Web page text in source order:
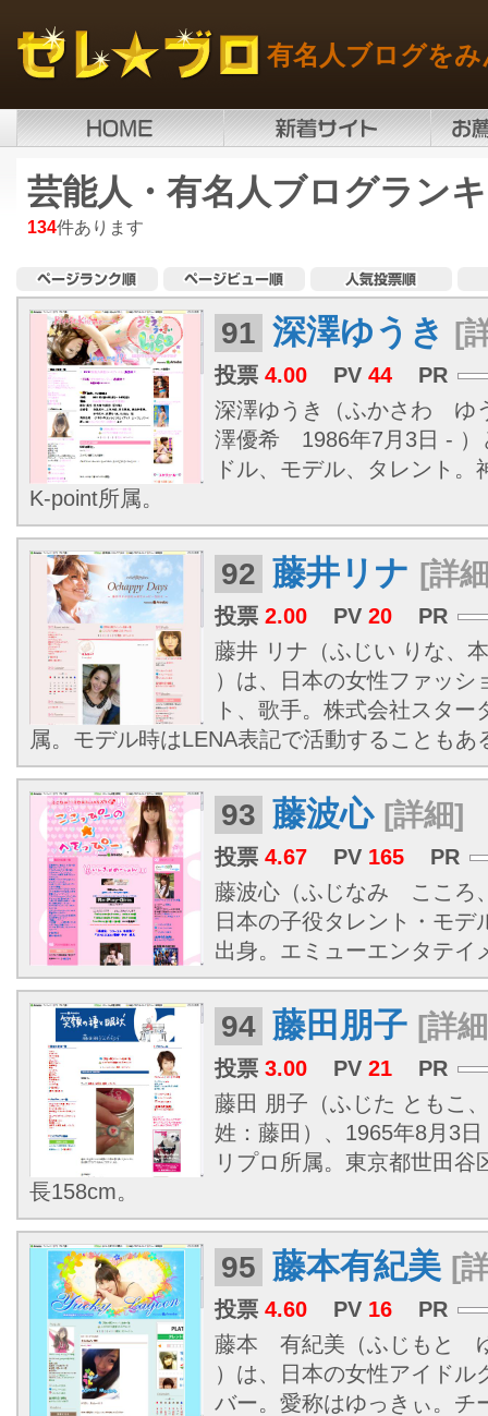
有名人ブログを
芸能人・有名人ブログラン
134件あります
91 深澤ゆうき [
投票 4.00 PV 44
PR
深澤ゆうき（ふかさわ ゆ
澤優希 1986年7月3日 - ）
ドル、モデル、タレント
K-point所属。
92 藤井リナ [詳
投票 2.00 PV 20
PR
藤井 リナ（ふじい りな、
）は、日本の女性ファッシ
ト、歌手。株式会社スタ
属。モデル時はLENA表記で活動することもあ
93 藤波心 [詳細]
投票 4.67 PV 165
PR
藤波心（ふじなみ こころ
日本の子役タレント・モデ
出身。エミューエンタテイ
94 藤田朋子 [詳
投票 3.00 PV 21
PR
藤田 朋子（ふじた ともこ
姓：藤田）、1965年8月3
リプロ所属。東京都世田谷
長158cm。
95 藤本有紀美 [
投票 4.60 PV 16
PR
藤本 有紀美（ふじもと
）は、日本の女性アイド
バー。愛称はゆっきぃ。